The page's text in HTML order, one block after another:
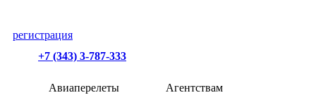
регистрация
+7 (343) 3-787-333
Авиаперелеты
Агентствам